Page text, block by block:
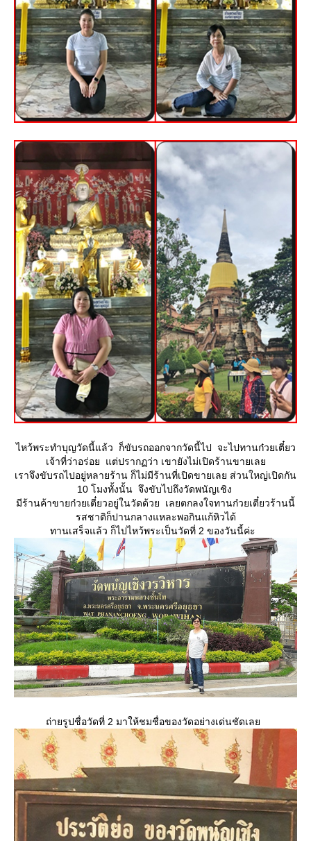
ไหว้พระทำบุญวัดนี้แล้ว ก็ขับรถออกจากวัดนี้ไป จะไปทานก๋วยเตี๋ยว
เจ้าที่ว่าอร่อย แต่ปรากฏว่า เขายังไม่เปิดร้านขายเล
เราจึงขับรถไปอยู่หลายร้าน ก็ไม่มีร้านที่เปิดขายเลย ส่วนใหญ่เปิดกัน
10 โมงทั้งนั้น จึงขับไปถึงวัดพนัญเชิง
มีร้านค้าขายก๋วยเตี๋ยวอยู่ในวัดด้วย เลยตกลงใจทานก๋วยเตี๋ยวร้านนี้
รสชาติก็ปานกลางแหละพอกินแก้หิวได้
ทานเสร็จแล้ว ก็ไปไหว้พระเป็นวัดที่ 2 ของวันนี้ค่ะ
ถ่ายรูปชื่อวัดที่ 2 มาให้ชมชื่อของวัดอย่างเด่นชัดเล